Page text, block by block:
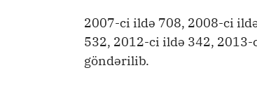
2007-ci ildə 708, 2008-ci
532, 2012-ci ildə 342,
göndərilib.